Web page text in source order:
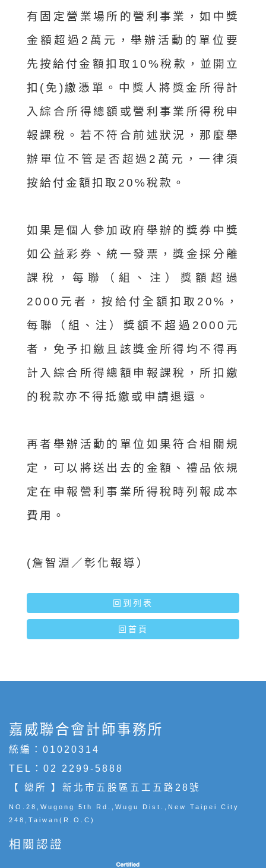
有固定營業場所的營利事業，如中獎
金額超過2萬元，舉辦活動的單位要
先按給付金額扣取10%稅款，並開立
扣(免)繳憑單。中獎人將獎金所得計
入綜合所得總額或營利事業所得稅申
報課稅。若不符合前述狀況，那麼舉
辦單位不管是否超過2萬元，一律須
按給付金額扣取20%稅款。
如果是個人參加政府舉辦的獎券中獎
如公益彩券、統一發票，獎金採分離
課稅，每聯（組、注）獎額超過
2000元者，按給付全額扣取20%，
每聯（組、注）獎額不超過2000元
者，免予扣繳且該獎金所得均不得再
計入綜合所得總額申報課稅，所扣繳
的稅款亦不得抵繳或申請退還。
再者舉辦活動的單位如果符合相關規
定，可以將送出去的金額、禮品依規
定在申報營利事業所得稅時列報成本
費用。
(詹智淵／彰化報導）
回到列表
回首頁
嘉威聯合會計師事務所
統編：01020314
TEL： 02 2299-5888
【 總所 】新北市五股區五工五路28號
NO.28,Wugong 5th Rd.,Wugu Dist.,New Taipei City
248,Taiwan(R.O.C)
相關認證